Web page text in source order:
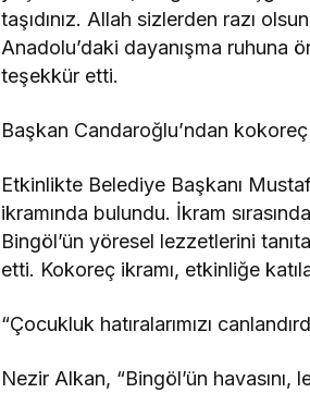
taşıdınız. Allah sizlerden razı
Anadolu’daki dayanışma ruhuna
teşekkür etti.
Başkan Candaroğlu’ndan kokoreç
Etkinlikte Belediye Başkanı
ikramında bulundu. İkram
Bingöl’ün yöresel lezzetlerini
etti. Kokoreç ikramı, etkinliğe
“Çocukluk hatıralarımızı
Nezir Alkan, “Bingöl’ün